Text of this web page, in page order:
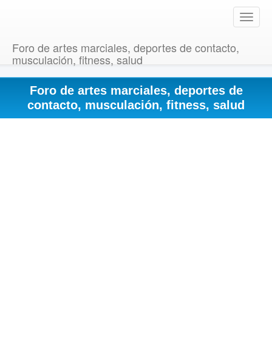
T
o
e
v
Foro de artes marciales, deportes de contacto,
musculación, fitness, salud
Foro de artes marciales, deportes de
contacto, musculación, fitness, salud